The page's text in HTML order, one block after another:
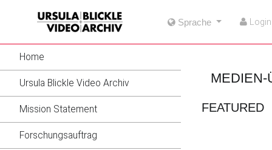
content
Sprache Login
Home
Ursula Blickle Video Archiv
Mission Statement
Forschungsauftrag
MEDIEN-
FEATURED